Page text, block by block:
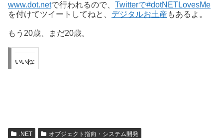
www.dot.netで行われるので、 Twitterで#dotNETLovesMe
を付けてツイートしてねと、 デジタルお土産もあるよ。
もう20歳、まだ20歳。
いいね:
.NET オブジェクト指向・システム開発